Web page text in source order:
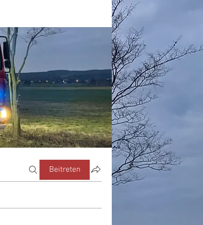
Beitreten